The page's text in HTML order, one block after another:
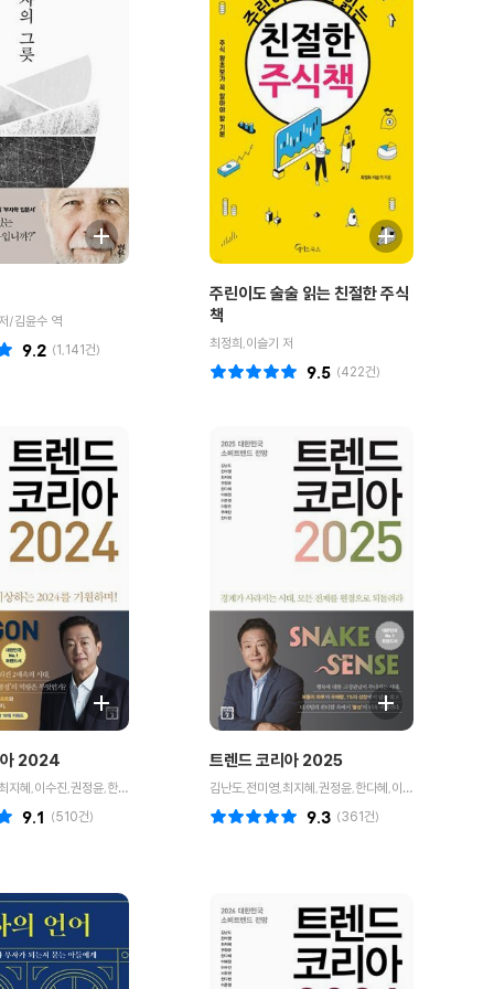
/김윤수 역
(1,141건)
9.2
주린이도 술술 읽는 친절한 주식
책
최정희,이슬기 저
(422건)
9.5
아 2024
김난도,전미영,최지혜,이수진,권정윤,한다혜,이준영,이향은,이혜원,추예린,전다현 공저
(510건)
9.1
트렌드 코리아 2025
김난도,전미영,최지혜,권정윤,한다혜,이혜원,이준영,이향은,추예린,전다현 저
(361건)
9.3